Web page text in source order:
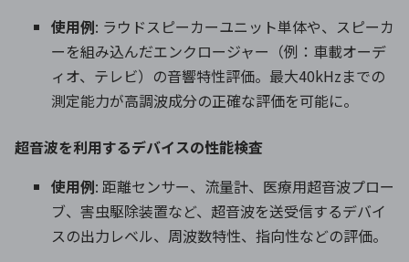
使用例: ラウドスピーカーユニット単体や、スピーカ
ーを組み込んだエンクロージャー（例：車載オーデ
ィオ、テレビ）の音響特性評価。最大40kHzまでの
測定能力が高調波成分の正確な評価を可能に。
超音波を利用するデバイスの性能検査
使用例: 距離センサー、流量計、医療用超音波プロー
ブ、害虫駆除装置など、超音波を送受信するデバイ
スの出力レベル、周波数特性、指向性などの評価。